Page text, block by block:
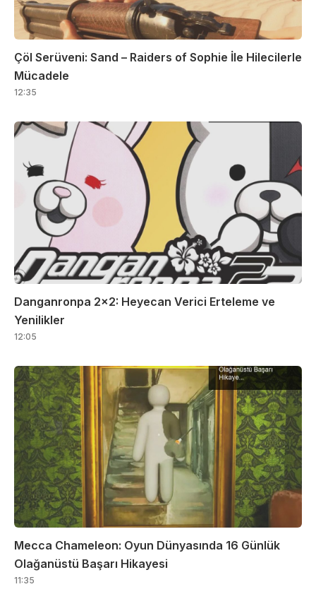
Çöl Serüveni: Sand – Raiders of Sophie İle Hilecilerle
Mücadele
12:35
Danganronpa 2×2: Heyecan Verici Erteleme ve
Yenilikler
12:05
Mecca Chameleon: Oyun Dünyasında 16 Günlük
Olağanüstü Başarı Hikayesi
11:35